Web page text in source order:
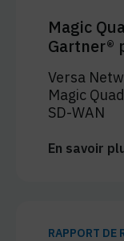
Magic
Gartner®
Versa
Magic
SD-WAN
En savoir
RAPPORT DE